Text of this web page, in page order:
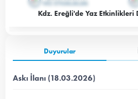
Kdz. Ereğli'de Yaz Etkinlikleri
Duyurular
Askı İlanı (18.03.2026)